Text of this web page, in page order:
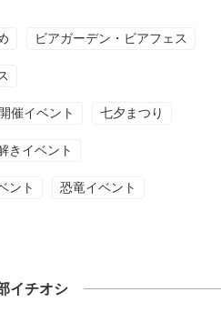
ビアガーデン・ビアフェス
催イベント 七夕まつり
きイベント
ント 恐竜イベント
イチオシ